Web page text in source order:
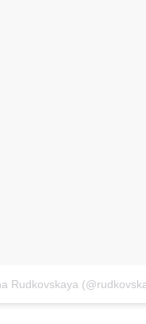
Rudkovskaya